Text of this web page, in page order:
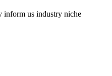
inform us industry niche